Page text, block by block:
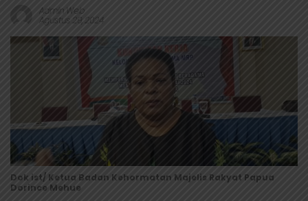
Admin Web
Agustus 29, 2024
Dok ist/ Ketua Badan Kehormatan Majelis Rakyat Papua
Dorince Mehue